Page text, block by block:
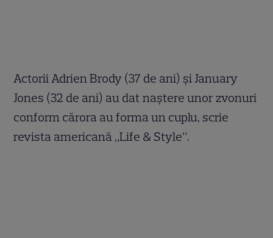
Actorii Adrien Brody (37 de ani) şi January
Jones (32 de ani) au dat naştere unor zvonuri
conform cărora au forma un cuplu, scrie
revista americană „Life & Style”.